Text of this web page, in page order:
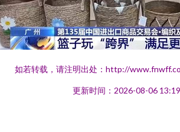
如若转载，请注明出处：http://
更新时间：2026-08-06